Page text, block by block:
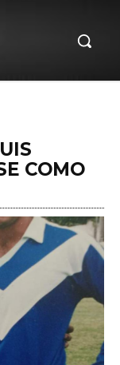
COMO